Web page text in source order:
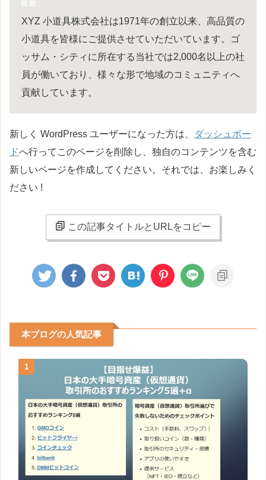
XYZ 小道具株式会社は1971年の創立以来、高品質の
小道具を皆様にご提供させていただいています。ゴ
ッサム・シティに所在する当社では2,000名以上の社
員が働いており、様々な形で地域のコミュニティへ
貢献しています。
新しく WordPress ユーザーになった方は、
ダッシュボー
ドへ行ってこのページを削除し、独自のコンテンツを含む
新しいページを作成してください。それでは、お楽しみく
ださい !
この記事タイトルとURLをコピー
本ブログの人気記事
1